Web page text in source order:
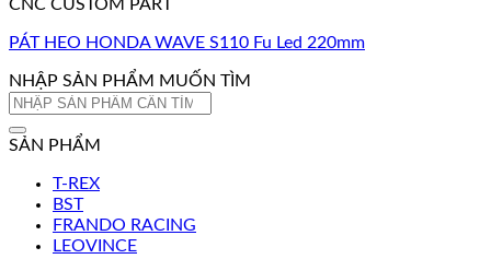
CNC CUSTOM PART
PÁT HEO HONDA WAVE S110 Fu Led 220mm
NHẬP SẢN PHẨM MUỐN TÌM
Tìm
SẢN PHẨM
T-REX
BST
FRANDO RACING
LEOVINCE